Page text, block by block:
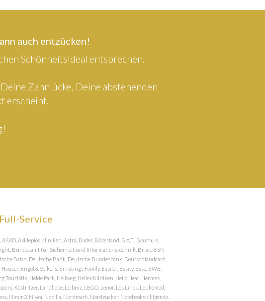
auch entzücken!
Schönheitsideal entsprechen.
Zahnlücke, Deine abstehenden
erscheint.
Service
Asklepios Kliniken, Astra, Bader, Bäderland, B.A.T., Bauhaus,
Bundesamt für Sicherheit und Informationstechnik, Brisk, BSN
Bahn, Deutsche Bank, Deutsche Bundesbank, Deutschlandcard,
Engel & Völkers, Ernstings Family, Essilor, Essity, Esso, EWE,
Heide Park, Hellweg, Helios Kliniken, Hello Heat, Hermes,
Köstritzer, Landliebe, Leibniz, LEGO, Lenor, Les Lines, Leukomed,
Nimm2, Nivea, Nobilia, Nordmark, Nordzucker, Notebooksbilliger.de,